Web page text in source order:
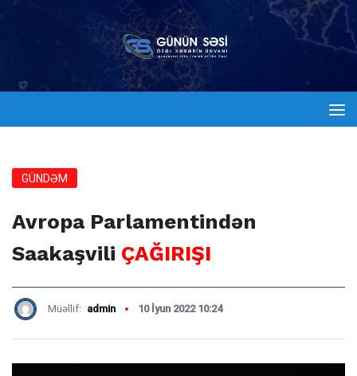
GÜNDƏM
Avropa Parlamentindən
Saakaşvili ÇAĞIRIŞI
Müəllif: admin 10 İyun 2022 10:24